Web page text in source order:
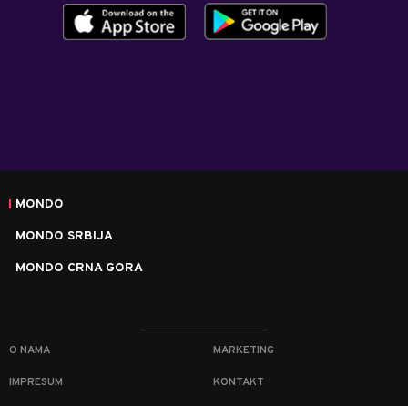
MONDO
MONDO SRBIJA
MONDO CRNA GORA
O NAMA MARKETING
IMPRESUM KONTAKT